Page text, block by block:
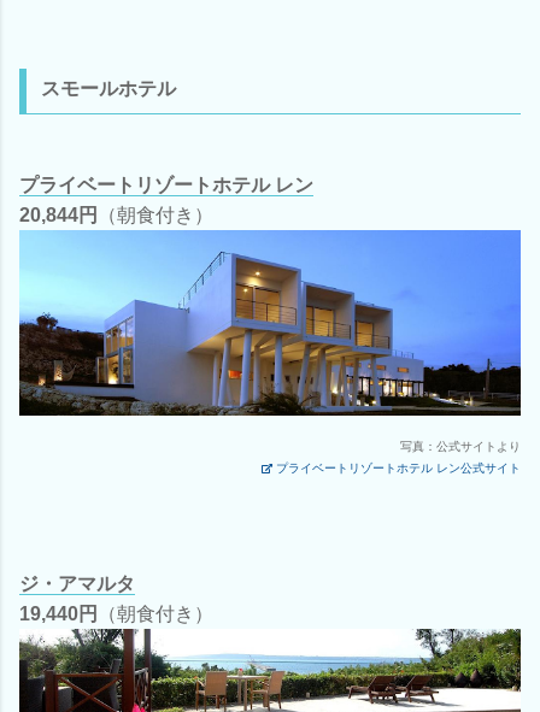
スモールホテル
プライベートリゾートホテル レン
20,844円
（朝食付き）
写真：公式サイトより
プライベートリゾートホテル レン公式サイト
ジ・アマルタ
19,440円
（朝食付き）